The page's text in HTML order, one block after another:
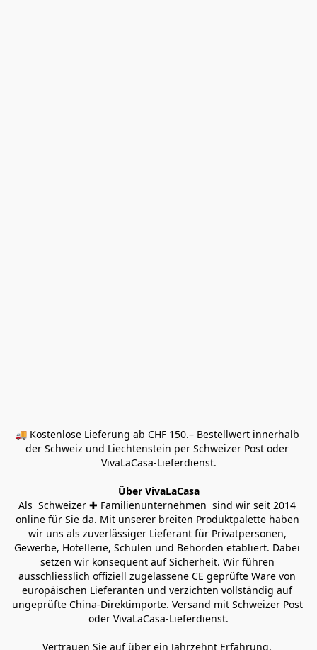
🚚 Kostenlose Lieferung ab CHF 150.– Bestellwert innerhalb
der Schweiz und Liechtenstein per Schweizer Post oder
VivaLaCasa-Lieferdienst.
Über VivaLaCasa
Als  Schweizer ✚ Familienunternehmen  sind wir seit 2014
online für Sie da. Mit unserer breiten Produktpalette haben
wir uns als zuverlässiger Lieferant für Privatpersonen,
Gewerbe, Hotellerie, Schulen und Behörden etabliert. Dabei
setzen wir konsequent auf Sicherheit. Wir führen
ausschliesslich offiziell zugelassene CE geprüfte Ware von
europäischen Lieferanten und verzichten vollständig auf
ungeprüfte China-Direktimporte. Versand mit Schweizer Post
oder VivaLaCasa-Lieferdienst.
Vertrauen Sie auf über ein Jahrzehnt Erfahrung,